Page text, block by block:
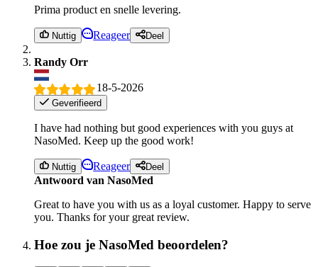
Prima product en snelle levering.
Nuttig Reageer Deel
Randy Orr
18-5-2026
Geverifieerd
I have had nothing but good experiences with you guys at
NasoMed. Keep up the good work!
Nuttig Reageer Deel
Antwoord van NasoMed
Great to have you with us as a loyal customer. Happy to serve
you. Thanks for your great review.
Hoe zou je NasoMed beoordelen?